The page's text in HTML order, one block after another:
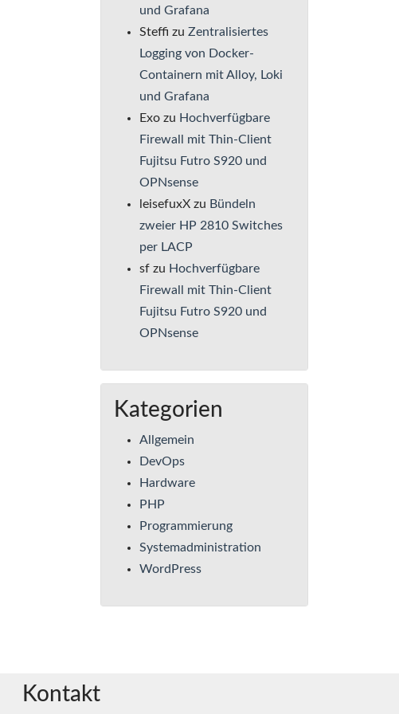
und Grafana
Steffi zu Zentralisiertes
Logging von Docker-
Containern mit Alloy, Loki
und Grafana
Exo zu Hochverfügbare
Firewall mit Thin-Client
Fujitsu Futro S920 und
OPNsense
leisefuxX zu Bündeln
zweier HP 2810 Switches
per LACP
sf zu Hochverfügbare
Firewall mit Thin-Client
Fujitsu Futro S920 und
OPNsense
Kategorien
Allgemein
DevOps
Hardware
PHP
Programmierung
Systemadministration
WordPress
Kontakt